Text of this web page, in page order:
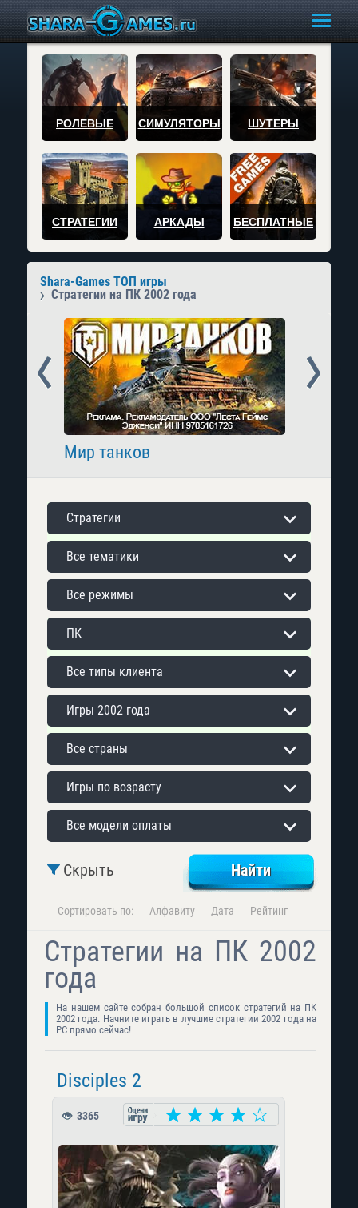
РОЛЕВЫЕ СИМУЛЯТОРЫ ШУТЕРЫ
СТРАТЕГИИ АРКАДЫ БЕСПЛАТНЫЕ
Shara-Games ТОП игры
Стратегии на ПК 2002 года
Мир танков
Prev
Стратегии
Все тематики
Все режимы
ПК
Все типы клиента
Игры 2002 года
Все страны
Игры по возрасту
Все модели оплаты
Скрыть
Сортировать по: Алфавиту Дата Рейтинг
Стратегии на ПК 2002
года
На нашем сайте собран большой список стратегий на ПК
2002 года. Начните играть в лучшие стратегии 2002 года на
PC прямо сейчас!
Disciples 2
3365